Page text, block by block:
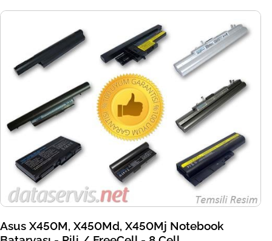
Asus X450M, X450Md, X450Mj Notebook